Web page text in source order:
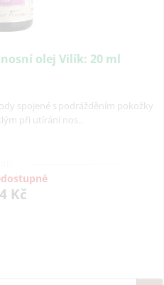
olej Vilík: 20 ml
spojené s podrážděním pokožky
při utírání nos..
Kč